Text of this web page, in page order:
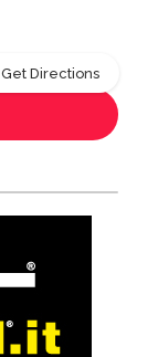
Get Directions